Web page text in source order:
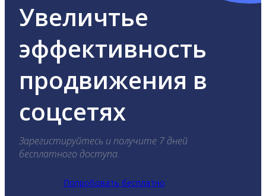
Увеличтье
эффективность
продвижения в
соцсетях
Зарегистируйтесь и получите 7 дней
бесплатного доступа.
Попробовать бесплатно